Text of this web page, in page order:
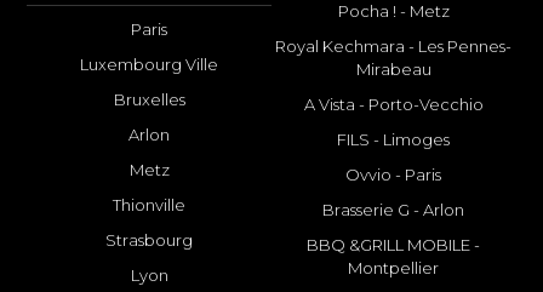
Paris
Luxembourg Ville
Bruxelles
Arlon
Metz
Thionville
Strasbourg
Lyon
Pocha ! - Metz
Royal Kechmara - Les Pennes-
Mirabeau
A Vista - Porto-Vecchio
FILS - Limoges
Ovvio - Paris
Brasserie G - Arlon
BBQ &GRILL MOBILE -
Montpellier